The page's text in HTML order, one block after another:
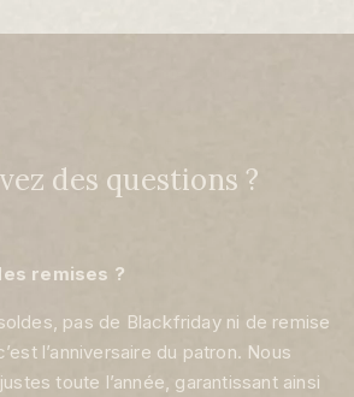
des questions ?
remises ?
pas de Blackfriday ni de remise
l’anniversaire du patron. Nous
toute l’année, garantissant ainsi